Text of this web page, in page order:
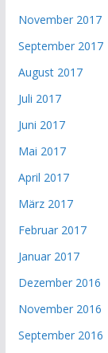
November 2017
September 2017
August 2017
Juli 2017
Juni 2017
Mai 2017
April 2017
März 2017
Februar 2017
Januar 2017
Dezember 2016
November 2016
September 2016